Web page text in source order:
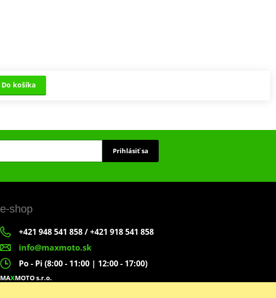
Do košíka
Prihlásiť sa
e-shop
+421 948 541 858 / +421 918 541 858
info@maxmoto.sk
Po - Pi (8:00 - 11:00 | 12:00 - 17:00)
MAXMOTO s.r.o.